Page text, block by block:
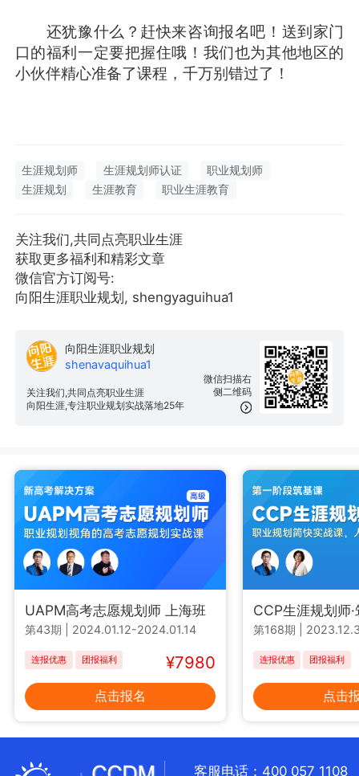
还犹豫什么？赶快来咨询报名吧！送到家门
口的福利一定要把握住哦！我们也为其他地区的
小伙伴精心准备了课程，千万别错过了！
生涯规划师 生涯规划师认证
职业规划师
生涯规划
生涯教育 职业生涯教育
关注我们,共同点亮职业生涯
获取更多福利和精彩文章
微信官方订阅号:
向阳生涯职业规划, shengyaguihua1
微信扫描右
侧二维码
向阳生涯职业规划
shenavaquihua1
关注我们,共同点亮职业生涯
向阳生涯,专注职业规划实战落地25年
UAPM高考志愿规划师 上海班
第43期 2024.01.12-2024.01.14
连报优惠 团报福利 ¥7980
点击报名
CCP生涯规划师
第168期
连报优惠 团报福利
点击
客服电话：400 057 1108